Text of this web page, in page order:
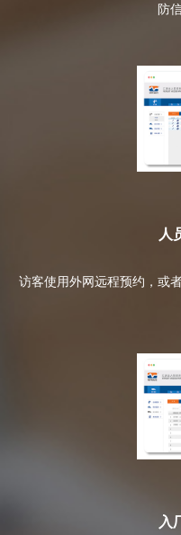
防
人
访客使用外网远程预约，或
入